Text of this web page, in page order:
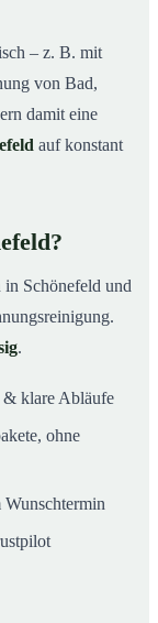
– z. B. mit
von Bad,
damit eine
auf konstant
in Schönefeld und
.
& klare Abläufe
ohne